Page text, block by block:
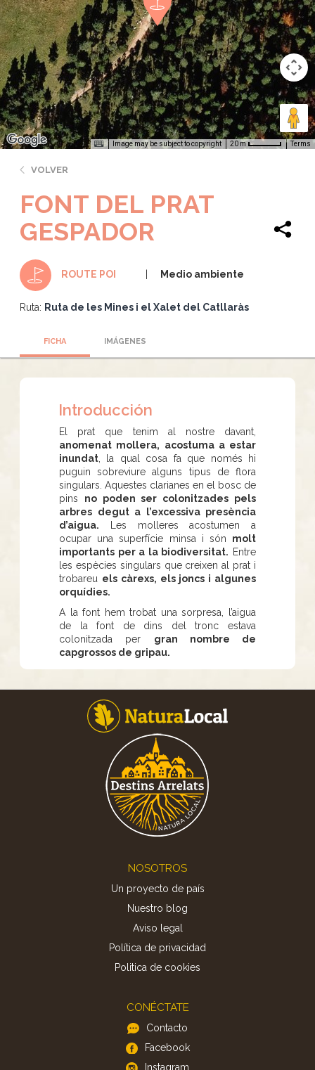
Image may be subject to copyright 20 m Terms
VOLVER
FONT DEL PRAT
GESPADOR
ROUTE POI Medio ambiente
Ruta: Ruta de les Mines i el Xalet del Catllaràs
FICHA IMÁGENES
Introducción
El prat que tenim al nostre davant,
anomenat mollera, acostuma a estar
inundat , la qual cosa fa que només hi
puguin sobreviure alguns tipus de flora
singulars. Aquestes clarianes en el bosc de
pins no poden ser colonitzades pels
arbres degut a l’excessiva presència
d’aigua. Les molleres acostumen a
ocupar una superfície minsa i són molt
importants per a la biodiversitat. Entre
les espècies singulars que creixen al prat i
trobareu els càrexs, els joncs i algunes
orquídies.
A la font hem trobat una sorpresa, l’aigua
de la font de dins del tronc estava
colonitzada per gran nombre de
capgrossos de gripau.
NOSOTROS
Un proyecto de país
Nuestro blog
Aviso legal
Política de privacidad
Politica de cookies
CONÉCTATE
Contacto
Facebook
Instagram